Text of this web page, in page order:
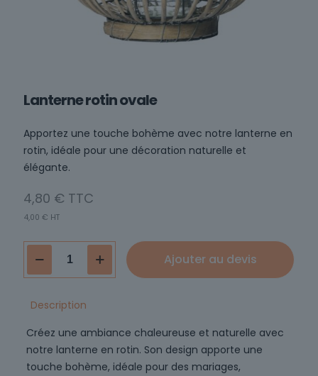
Lanterne rotin ovale
Apportez une touche bohème avec notre lanterne en
rotin, idéale pour une décoration naturelle et
élégante.
4,80 €
4,00 € HT
quantité
rotin
Ajouter au devis
Description
Créez une ambiance chaleureuse et naturelle avec
notre lanterne en rotin. Son design apporte une
touche bohème, idéale pour des mariages,